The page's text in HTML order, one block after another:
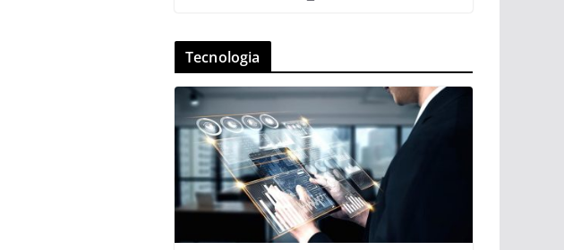
Tecnologia